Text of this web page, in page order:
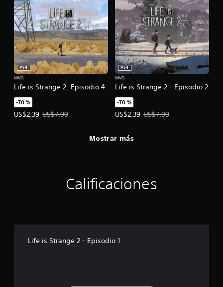
Life is Strange 2: Episodio 4
PS4
NIVEL
-70 %
US$2.39
Precio de la oferta: US$2.39. Precio original: US$7.99.
US$7.99
Life is Strange 2 - Episodio 2
PS4
NIVEL
-70 %
US$2.39
Precio de la oferta: US$2.39.
US$7.99
Mostrar más
Calificaciones
Life is Strange 2 - Episodio 1